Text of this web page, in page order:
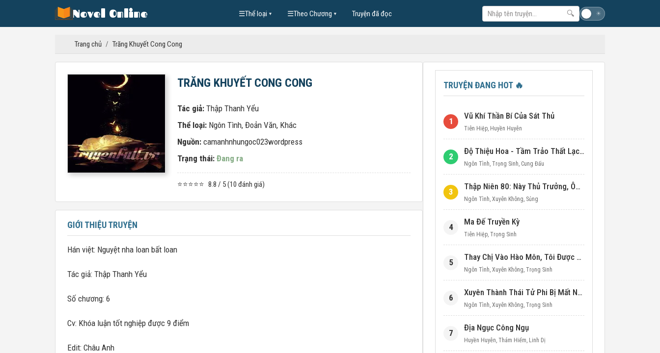
Novel Online ☰Thể loại ▼ ☰Theo Chương ▼ Truyện đã đọc 🔍 ☀
Trang chủ / Trăng Khuyết Cong Cong
TRĂNG KHUYẾT CONG CONG
Tác giả: Thập Thanh Yểu
Thể loại: Ngôn Tình, Đoản Văn, Khác
Nguồn: camanhnhungoc023wordpress
Trạng thái: Đang ra
⭐⭐⭐⭐⭐ 8.8 / 5 (10 đánh giá)
GIỚI THIỆU TRUYỆN
Hán việt: Nguyệt nha loan bất loan
Tác giả: Thập Thanh Yểu
Số chương: 6
Cv: Khóa luận tốt nghiệp được 9 điểm
Edit: Châu Anh
TRUYỆN ĐANG HOT 🔥
1
Vũ Khí Thần Bí Của Sát Thủ
Tiên Hiệp, Huyền Huyễn
2
Độ Thiệu Hoa - Tầm Trảo Thất Lạc Đích Ái Tình
Ngôn Tình, Trọng Sinh, Cung Đấu
3
Thập Niên 80: Này Thủ Trưởng, Ôm Một Cái Đi!
Ngôn Tình, Xuyên Không, Sủng
4
Ma Đế Truyền Kỳ
Tiên Hiệp, Trọng Sinh
5
Thay Chị Vào Hào Môn, Tôi Được Cưng Chiều Hết Mực (Thập Niên 90)
Ngôn Tình, Xuyên Không, Trọng Sinh
6
Xuyên Thành Thái Tử Phi Bị Mất Nước
Ngôn Tình, Xuyên Không, Trọng Sinh
7
Địa Ngục Công Ngụ
Huyền Huyễn, Thám Hiểm, Linh Dị